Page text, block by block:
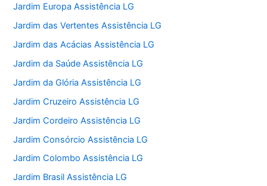
Jardim Europa Assistência LG
Jardim das Vertentes Assistência LG
Jardim das Acácias Assistência LG
Jardim da Saúde Assistência LG
Jardim da Glória Assistência LG
Jardim Cruzeiro Assistência LG
Jardim Cordeiro Assistência LG
Jardim Consórcio Assistência LG
Jardim Colombo Assistência LG
Jardim Brasil Assistência LG